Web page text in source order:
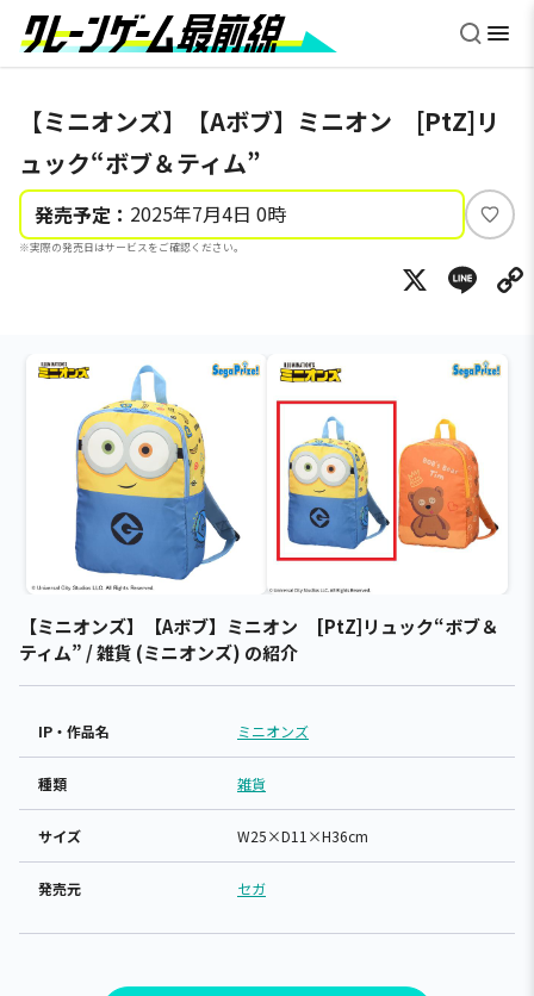
【ミニオンズ】【Aボブ】ミニオン [PtZ]リ
ュック“ボブ＆ティム”
発売予定： 2025年7月4日 0時
※実際の発売日はサービスをご確認ください。
い
ね
X
【ミニオンズ】【Aボブ】ミニオン [PtZ]リュック“ボブ＆
ティム” / 雑貨 (ミニオンズ) の紹介
IP・作品名 ミニオンズ
種類 雑貨
サイズ W25×D11×H36cm
発売元 セガ